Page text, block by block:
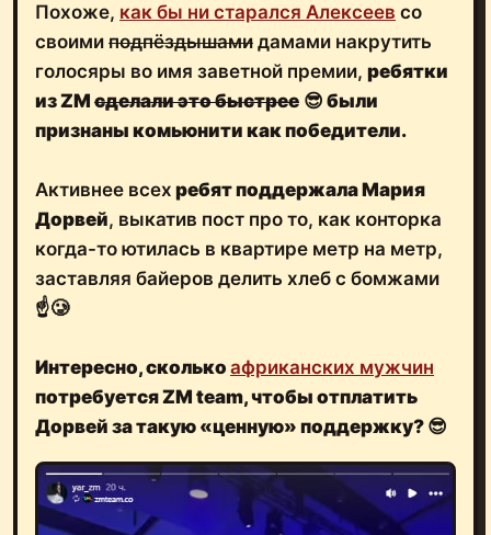
Похоже, как бы ни старался Алексеев со
своими подпёздышами дамами накрутить
голосяры во имя заветной премии, ребятки
из ZM сделали это быстрее 😎 были
признаны комьюнити как победители.
Активнее всех ребят поддержала Мария
Дорвей, выкатив пост про то, как конторка
когда-то ютилась в квартире метр на метр,
заставляя байеров делить хлеб с бомжами
☝️🥲
Интересно, сколько африканских мужчин
потребуется ZM team, чтобы отплатить
Дорвей за такую «ценную» поддержку? 😎